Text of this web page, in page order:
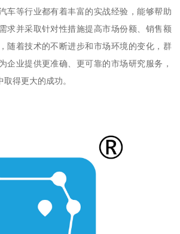
车等行业都有着丰富的实战经验，能够帮助
求并采取针对性措施提高市场份额、销售额
随着技术的不断进步和市场环境的变化，群
企业提供更准确、更可靠的市场研究服务，
得更大的成功。